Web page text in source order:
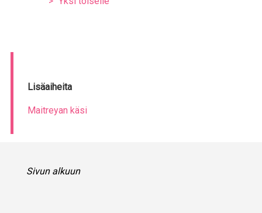
Lisäaiheita
Maitreyan käsi
Sivun alkuun